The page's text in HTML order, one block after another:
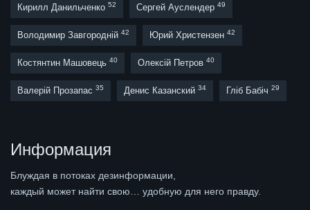
Кирилл Данильченко 52 Сергей Ауслендер 49
Володимир Завгородній 42 Юрий Христензен 42
Костянтин Машовець 40 Олексій Петров 40
Валерій Прозапас 35 Денис Казанский 34 Гліб Бабіч 29
Информация
Блуждая в потоках дезинформации,
каждый может найти свою… удобную для него правду.